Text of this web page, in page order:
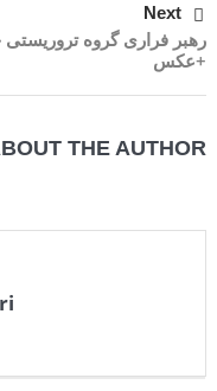
Next
رهبر فراری گروه
+عکس
THE AUTHOR